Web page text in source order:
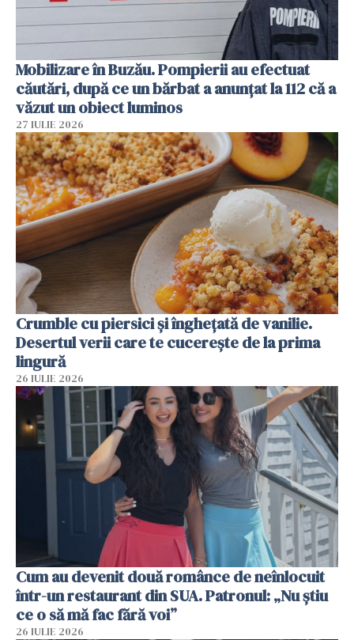
Mobilizare în Buzău. Pompierii au efectuat
căutări, după ce un bărbat a anunțat la 112 că a
văzut un obiect luminos
27 IULIE 2026
Crumble cu piersici și înghețată de vanilie.
Desertul verii care te cucerește de la prima
lingură
26 IULIE 2026
Cum au devenit două românce de neînlocuit
într-un restaurant din SUA. Patronul: „Nu știu
ce o să mă fac fără voi”
26 IULIE 2026